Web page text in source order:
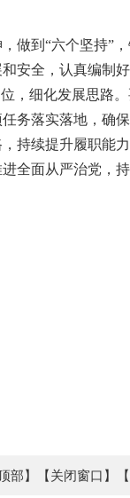
做到“六个坚持”
安全，认真编制
，细化发展思路
务落实落地，确
持续提升履职能
全面从严治党，
部】 【关闭窗口】